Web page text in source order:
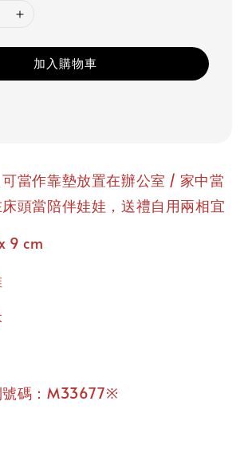
加入購物車
當作靠墊放置在辦公室 / 家中當
頭當陪伴娃娃，送禮自用兩相宜
9 cm
碼：M33677※